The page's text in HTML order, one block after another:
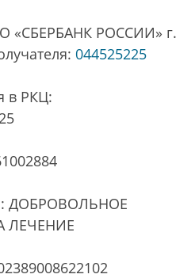
«СБЕРБАНК РОССИИ» г.
044525225
в РКЦ:
ДОБРОВОЛЬНОЕ
ЛЕЧЕНИЕ